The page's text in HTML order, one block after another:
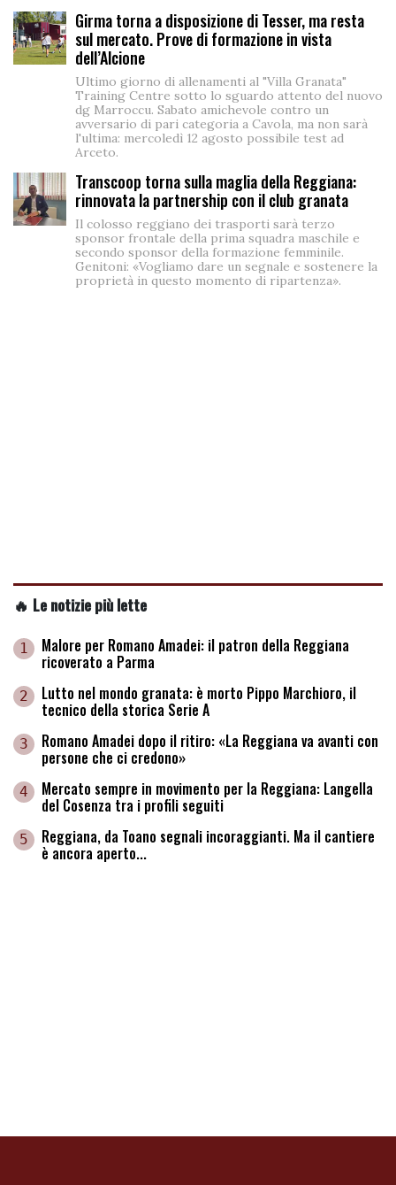
Girma torna a disposizione di Tesser, ma resta
sul mercato. Prove di formazione in vista
dell’Alcione
Ultimo giorno di allenamenti al "Villa Granata"
Training Centre sotto lo sguardo attento del nuovo
dg Marroccu. Sabato amichevole contro un
avversario di pari categoria a Cavola, ma non sarà
l'ultima: mercoledì 12 agosto possibile test ad
Arceto.
Transcoop torna sulla maglia della Reggiana:
rinnovata la partnership con il club granata
Il colosso reggiano dei trasporti sarà terzo
sponsor frontale della prima squadra maschile e
secondo sponsor della formazione femminile.
Genitoni: «Vogliamo dare un segnale e sostenere la
proprietà in questo momento di ripartenza».
🔥 Le notizie più lette
1 Malore per Romano Amadei: il patron della Reggiana
ricoverato a Parma
2 Lutto nel mondo granata: è morto Pippo Marchioro, il
tecnico della storica Serie A
3 Romano Amadei dopo il ritiro: «La Reggiana va avanti con
persone che ci credono»
4 Mercato sempre in movimento per la Reggiana: Langella
del Cosenza tra i profili seguiti
5 Reggiana, da Toano segnali incoraggianti. Ma il cantiere
è ancora aperto...